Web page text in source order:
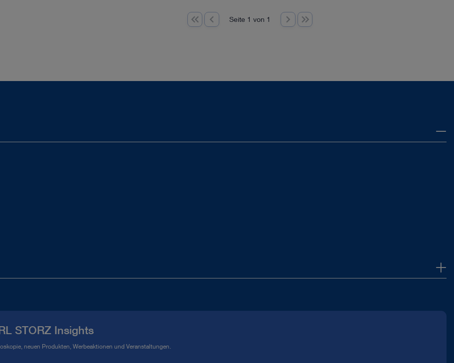
Seite 1 von 1
STORZ Insights
neuen Produkten, Werbeaktionen und Veranstaltungen.